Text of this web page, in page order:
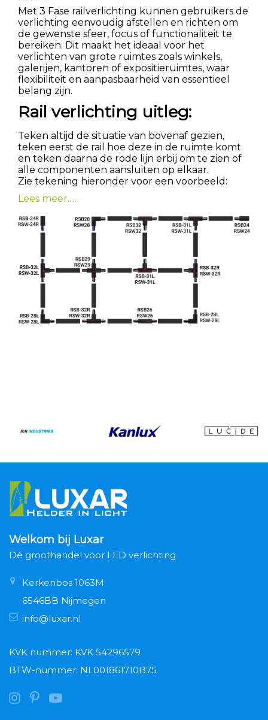
Met 3 Fase railverlichting kunnen gebruikers de
verlichting eenvoudig afstellen en richten om
de gewenste sfeer, focus of functionaliteit te
bereiken. Dit maakt het ideaal voor het
verlichten van grote ruimtes zoals winkels,
galerijen, kantoren of expositieruimtes, waar
flexibiliteit en aanpasbaarheid van essentieel
belang zijn.
Rail verlichting uitleg:
Teken altijd de situatie van bovenaf gezien,
teken eerst de rail hoe deze in de ruimte komt
en teken daarna de rode lijn erbij om te zien of
alle componenten aansluiten op elkaar.
Zie tekening hieronder voor een voorbeeld:
Lees meer......
Welkom bij Luxar
Dé groothandel voor LED verlichting
Kerkenbos 1063M
6546BB Nijmegen
info@luxar.nl
KVK nummer: KVK 54296579
BTW-nummer: NL001861710B75